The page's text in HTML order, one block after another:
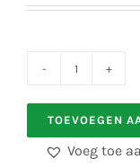
TGC07
Indoor
TOEVOEGEN
Voeg toe